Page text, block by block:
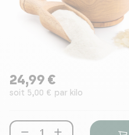
24,99 €
soit 5,00 € par kilo
 